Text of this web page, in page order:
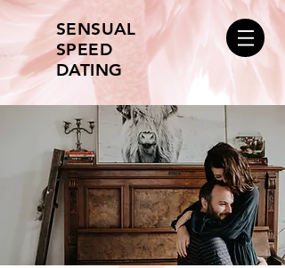
SENSUAL
SPEED
DATING